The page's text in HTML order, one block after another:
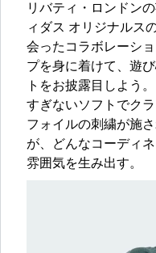
リバティ・ロンドン
ィダス オリジナルス
会ったコラボレーシ
プを身に着けて、遊
トをお披露目しよう
すぎないソフトでク
フォイルの刺繍が施
が、どんなコーディ
雰囲気を生み出す。